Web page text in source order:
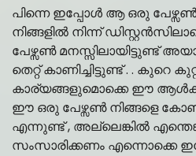
പിന്നെ ഇപ്പോൾ ആ ഒരു
നിങ്ങളിൽ നിന്ന്
പേഴ്സൺ മനസ്സിലായിട്ടുണ്ട്
തെറ്റ് കാണിച്ചിട്ടുണ്ട് . . കുറെ
കാര്യങ്ങളുമൊക്കെ ഈ
ഈ ഒരു പേഴ്സൺ നിങ്ങളെ
എന്നുണ്ട് , അല്ലെങ്കിൽ
സംസാരിക്കണം എന്നൊക്കെ